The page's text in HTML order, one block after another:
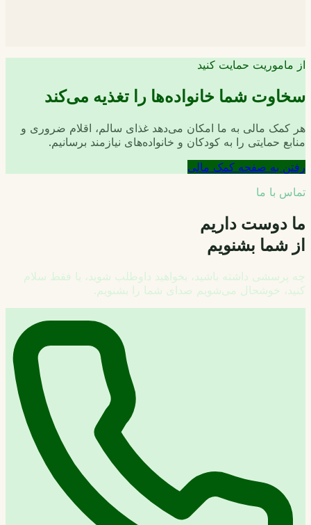
از ماموریت حمایت کنید
سخاوت شما خانواده‌ها را تغذیه می‌کند
هر کمک مالی به ما امکان می‌دهد غذای سالم، اقلام ضروری و
منابع حمایتی را به کودکان و خانواده‌های نیازمند برسانیم.
رفتن به صفحه کمک مالی
تماس با ما
ما دوست داریم
از شما بشنویم
چه پرسشی داشته باشید، بخواهید داوطلب شوید، یا فقط سلام
کنید، خوشحال می‌شویم صدای شما را بشنویم.